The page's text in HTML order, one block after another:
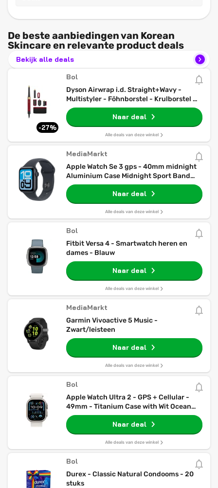
De beste aanbiedingen van Korean
Skincare en relevante product deals
Bekijk alle deals
-27%
Bol
Dyson Airwrap i.d. Straight+Wavy -
Multistyler - Föhnborstel - Krulborstel -
Red Velvet/Goud
Naar deal
Alle deals van deze winkel
MediaMarkt
Apple Watch Se 3 gps - 40mm midnight
Aluminium Case Midnight Sport Band
S/m Smartwatch
Naar deal
Alle deals van deze winkel
Bol
Fitbit Versa 4 - Smartwatch heren en
dames - Blauw
Naar deal
Alle deals van deze winkel
MediaMarkt
Garmin Vivoactive 5 Music -
Zwart/leisteen
Naar deal
Alle deals van deze winkel
Bol
Apple Watch Ultra 2 - GPS + Cellular -
49mm - Titanium Case with Wit Ocean
Band
Naar deal
Alle deals van deze winkel
Bol
Durex - Classic Natural Condooms - 20
stuks